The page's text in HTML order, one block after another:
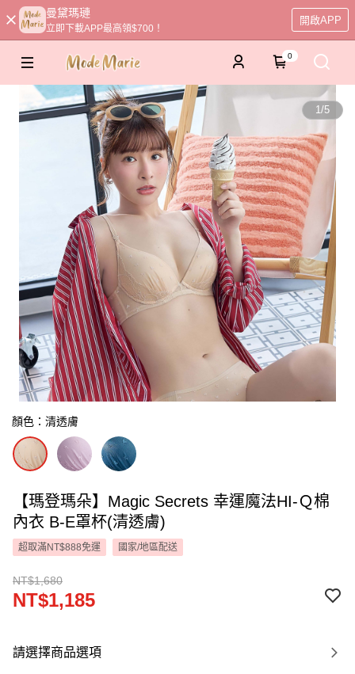
曼黛瑪璉
立即下載APP最高領$700！
開啟APP
0
1/5
顏色：清透膚
【瑪登瑪朵】Magic Secrets 幸運魔法HI-Ｑ棉
內衣 B-E罩杯(清透膚)
超取滿NT$888免運 國家/地區配送
NT$1,680
NT$1,185
請選擇商品選項